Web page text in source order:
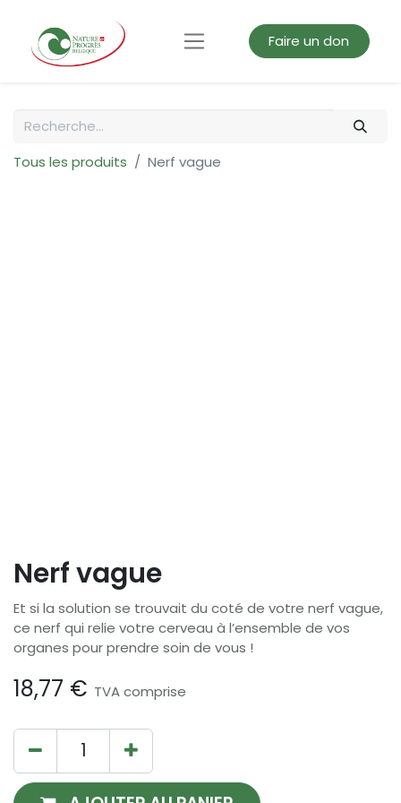
Faire un don
Tous les produits Nerf vague
Nerf vague
Et si la solution se trouvait du coté de votre nerf vague,
ce nerf qui relie votre cerveau à l’ensemble de vos
organes pour prendre soin de vous !
18,77 € TVA comprise